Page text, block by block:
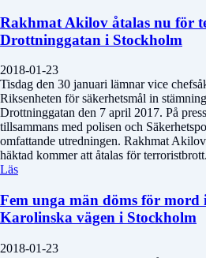
Rakhmat Akilov åtalas nu för
Drottninggatan i Stockholm
2018-01-23
Tisdag den 30 januari lämnar vice
Riksenheten för säkerhetsmål in
Drottninggatan den 7 april 2017. På
tillsammans med polisen och
omfattande utredningen. Rakhmat
häktad kommer att åtalas för terroristbrott.
Läs
Fem unga män döms för mord
Karolinska vägen i Stockholm
2018-01-23